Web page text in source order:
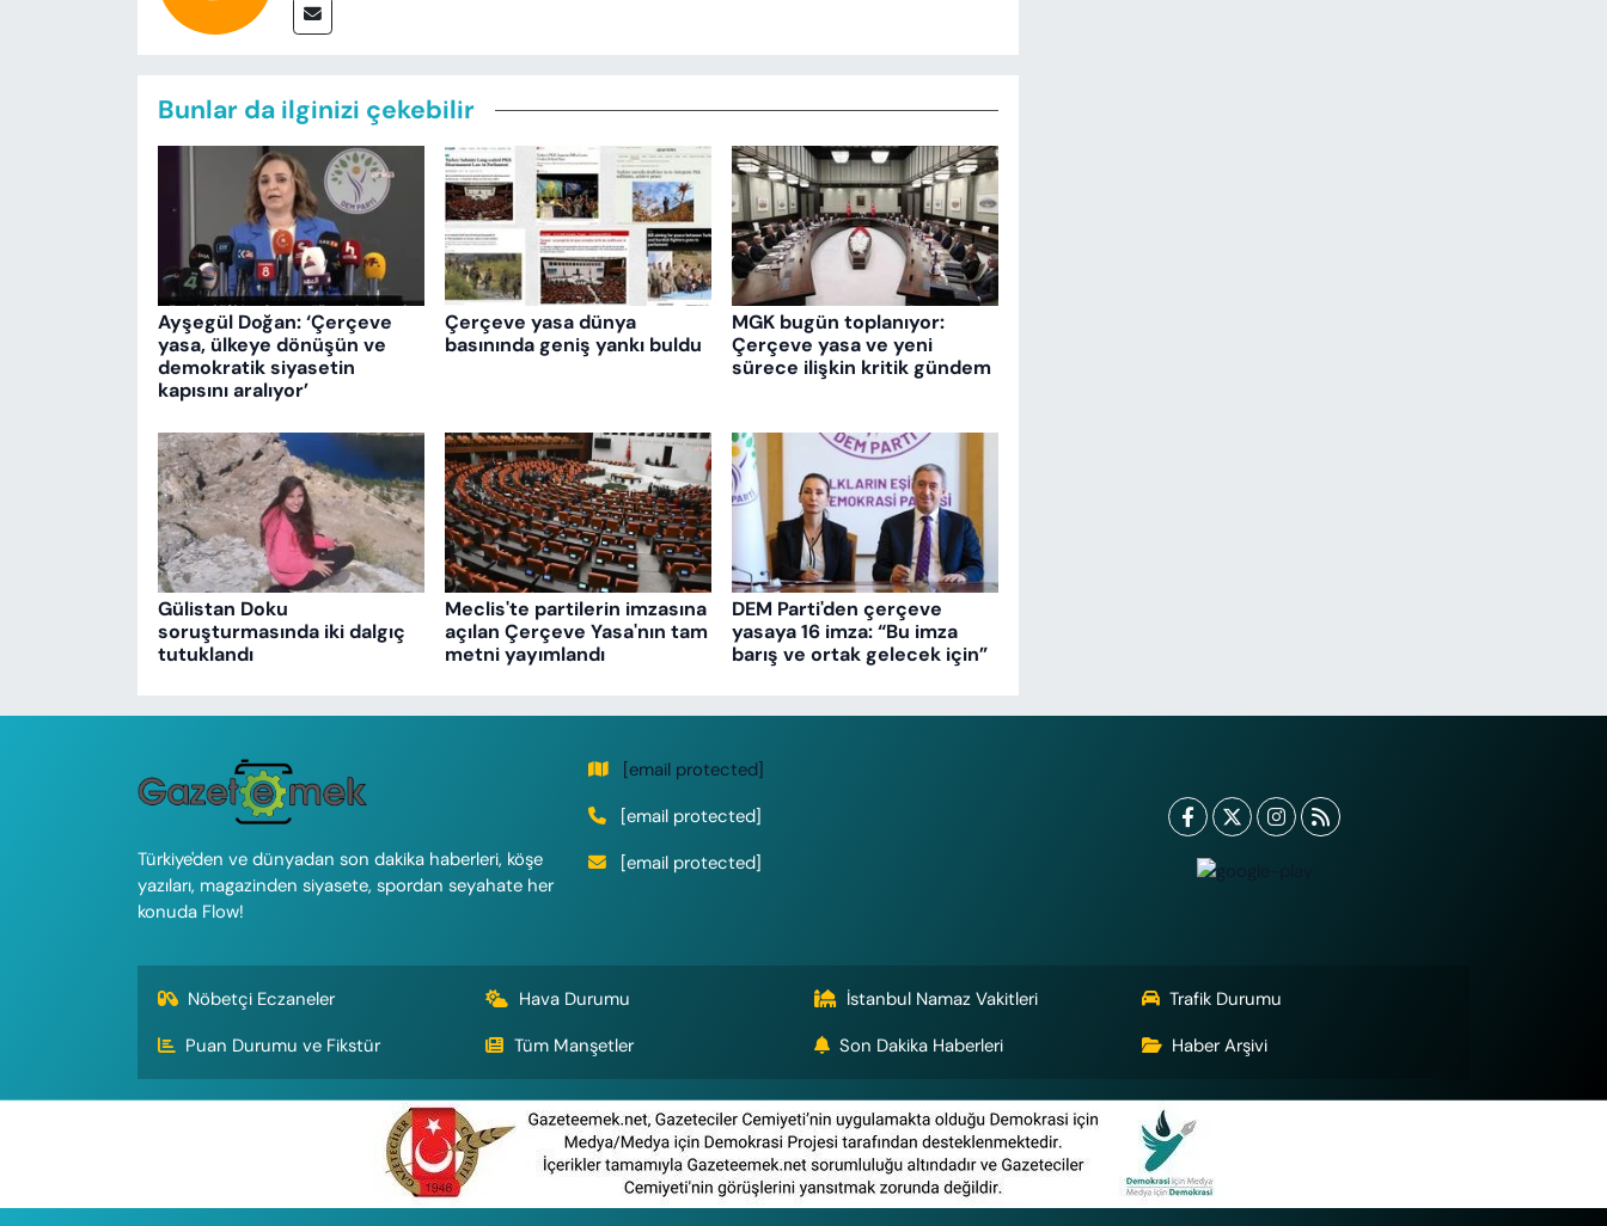
Bunlar da ilginizi çekebilir
Ayşegül Doğan: ‘Çerçeve
yasa, ülkeye dönüşün ve
demokratik siyasetin
kapısını aralıyor’
Çerçeve yasa dünya
basınında geniş yankı buldu
MGK bugün toplanıyor:
Çerçeve yasa ve yeni
sürece ilişkin kritik gündem
Gülistan Doku
soruşturmasında iki dalgıç
tutuklandı
Meclis'te partilerin imzasına
açılan Çerçeve Yasa'nın tam
metni yayımlandı
DEM Parti'den çerçeve
yasaya 16 imza: “Bu imza
barış ve ortak gelecek için”
Türkiye'den ve dünyadan son dakika haberleri, köşe
yazıları, magazinden siyasete, spordan seyahate her
konuda Flow!
[email protected]
[email protected]
[email protected]
Nöbetçi Eczaneler Hava Durumu İstanbul Namaz Vakitleri
Trafik Durumu
Puan Durumu ve Fikstür
Tüm Manşetler Son Dakika Haberleri Haber Arşivi